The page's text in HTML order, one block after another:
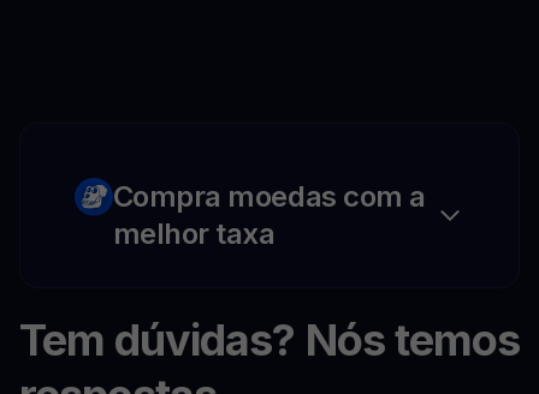
Compra moedas com a
melhor taxa
Tem dúvidas? Nós temos